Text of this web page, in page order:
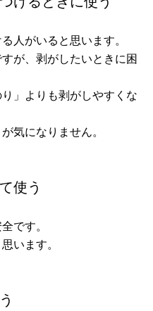
人がいると思います。
が、剥がしたいときに困
」よりも剥がしやすくな
気になりません。
使う
です。
います。